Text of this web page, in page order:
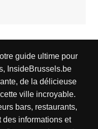
guide ultime pour
InsideBrussels.be
de la délicieuse
ville incroyable.
bars, restaurants,
des informations et